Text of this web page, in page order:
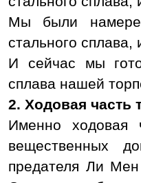
Мы были
стального
И сейчас мы
сплава нашей
2. Ходовая часть
Именно ходовая
вещественных
предателя Ли